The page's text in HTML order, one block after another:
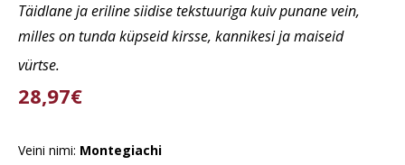
Täidlane ja eriline siidise tekstuuriga kuiv punane vein,
milles on tunda küpseid kirsse, kannikesi ja maiseid
vürtse.
28,97€
Veini nimi: Montegiachi